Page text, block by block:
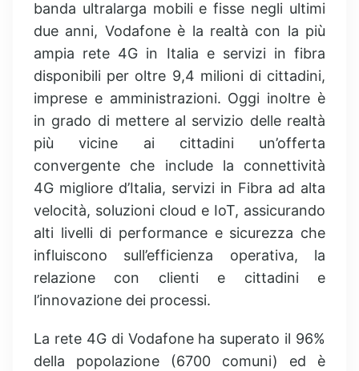
banda ultralarga mobili e fisse negli ultimi
due anni, Vodafone è la realtà con la più
ampia rete 4G in Italia e servizi in fibra
disponibili per oltre 9,4 milioni di cittadini,
imprese e amministrazioni. Oggi inoltre è
in grado di mettere al servizio delle realtà
più vicine ai cittadini un’offerta
convergente che include la connettività
4G migliore d’Italia, servizi in Fibra ad alta
velocità, soluzioni cloud e IoT, assicurando
alti livelli di performance e sicurezza che
influiscono sull’efficienza operativa, la
relazione con clienti e cittadini e
l’innovazione dei processi.
La rete 4G di Vodafone ha superato il 96%
della popolazione (6700 comuni) ed è